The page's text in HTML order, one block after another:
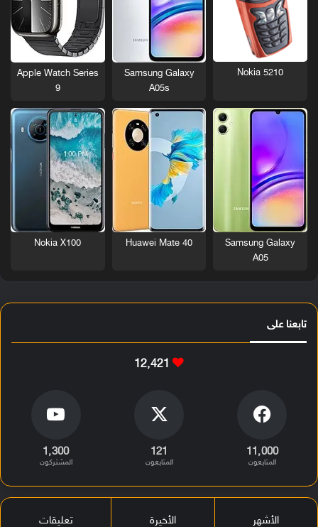
Nokia 5210
Samsung Galaxy
A05s
Apple Watch Series
9
Samsung Galaxy
A05
Huawei Mate 40
Nokia X100
تابعنا على
12٬421
11٬000
المتابعون
121
المتابعون
1٬300
المشتركون
الأشهر الأخيرة تعليقات